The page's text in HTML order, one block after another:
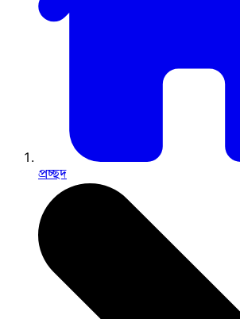
প্রচ্ছদ